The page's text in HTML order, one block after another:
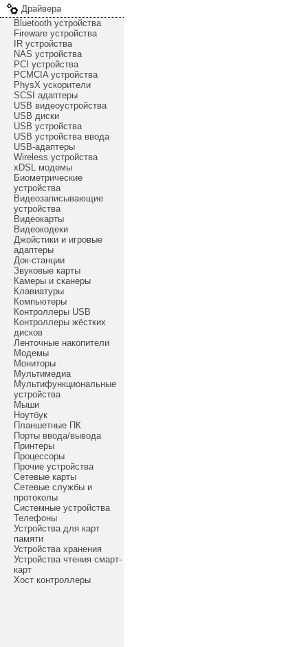
Драйвера
Bluetooth устройства
Fireware устройства
IR устройства
NAS устройства
PCI устройства
PCMCIA устройства
PhysX ускорители
SCSI адаптеры
USB видеоустройства
USB диски
USB устройства
USB устройства ввода
USB-адаптеры
Wireless устройства
xDSL модемы
Биометрические
устройства
Видеозаписывающие
устройства
Видеокарты
Видеокодеки
Джойстики и игровые
адаптеры
Док-станции
Звуковые карты
Камеры и сканеры
Клавиатуры
Компьютеры
Контроллеры USB
Контроллеры жёстких
дисков
Ленточные накопители
Модемы
Мониторы
Мультимедиа
Мультифункциональные
устройства
Мыши
Ноутбук
Планшетные ПК
Порты ввода/вывода
Принтеры
Процессоры
Прочие устройства
Сетевые карты
Сетевые службы и
протоколы
Системные устройства
Телефоны
Устройства для карт
памяти
Устройства хранения
Устройства чтения смарт-
карт
Хост контроллеры